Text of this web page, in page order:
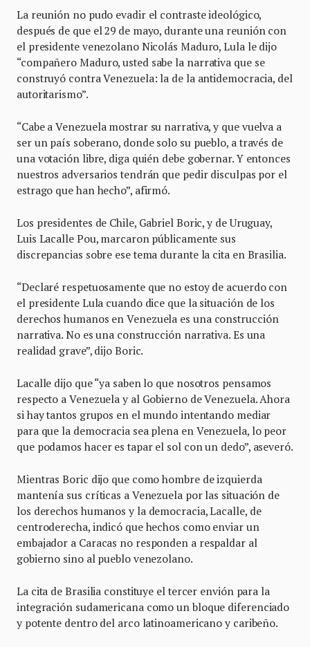
La reunión no pudo evadir el contraste ideológico,
después de que el 29 de mayo, durante una reunión con
el presidente venezolano Nicolás Maduro, Lula le dijo
“compañero Maduro, usted sabe la narrativa que se
construyó contra Venezuela: la de la antidemocracia, del
autoritarismo”.
“Cabe a Venezuela mostrar su narrativa, y que vuelva a
ser un país soberano, donde solo su pueblo, a través de
una votación libre, diga quién debe gobernar. Y entonces
nuestros adversarios tendrán que pedir disculpas por el
estrago que han hecho”, afirmó.
Los presidentes de Chile, Gabriel Boric, y de Uruguay,
Luis Lacalle Pou, marcaron públicamente sus
discrepancias sobre ese tema durante la cita en Brasilia.
“Declaré respetuosamente que no estoy de acuerdo con
el presidente Lula cuando dice que la situación de los
derechos humanos en Venezuela es una construcción
narrativa. No es una construcción narrativa. Es una
realidad grave”, dijo Boric.
Lacalle dijo que “ya saben lo que nosotros pensamos
respecto a Venezuela y al Gobierno de Venezuela. Ahora
si hay tantos grupos en el mundo intentando mediar
para que la democracia sea plena en Venezuela, lo peor
que podamos hacer es tapar el sol con un dedo”, aseveró.
Mientras Boric dijo que como hombre de izquierda
mantenía sus críticas a Venezuela por las situación de
los derechos humanos y la democracia, Lacalle, de
centroderecha, indicó que hechos como enviar un
embajador a Caracas no responden a respaldar al
gobierno sino al pueblo venezolano.
La cita de Brasilia constituye el tercer envión para la
integración sudamericana como un bloque diferenciado
y potente dentro del arco latinoamericano y caribeño.